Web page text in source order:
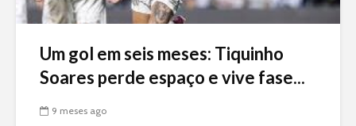
Um gol em seis meses: Tiquinho
Soares perde espaço e vive fase...
9 meses ago